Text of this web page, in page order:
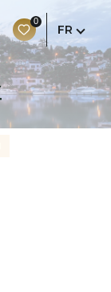
0
FR